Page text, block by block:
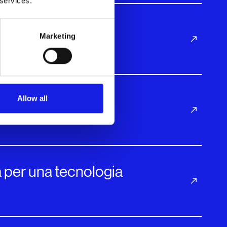
Marketing
Allow all
per una tecnologia